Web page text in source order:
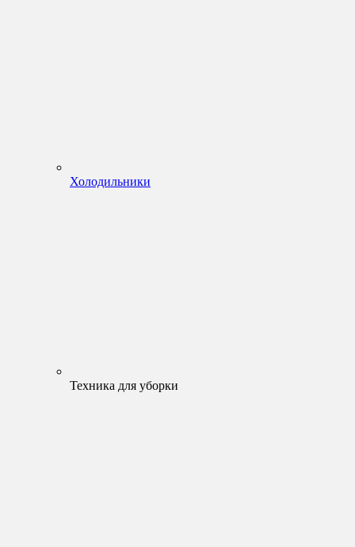
Холодильники
Техника для уборки